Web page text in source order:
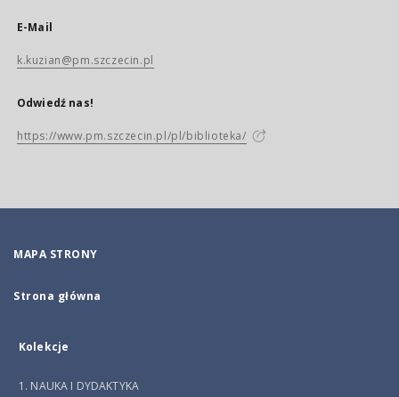
E-Mail
k.kuzian@pm.szczecin.pl
Odwiedź nas!
https://www.pm.szczecin.pl/pl/biblioteka/
MAPA STRONY
Strona główna
Kolekcje
1. NAUKA I DYDAKTYKA